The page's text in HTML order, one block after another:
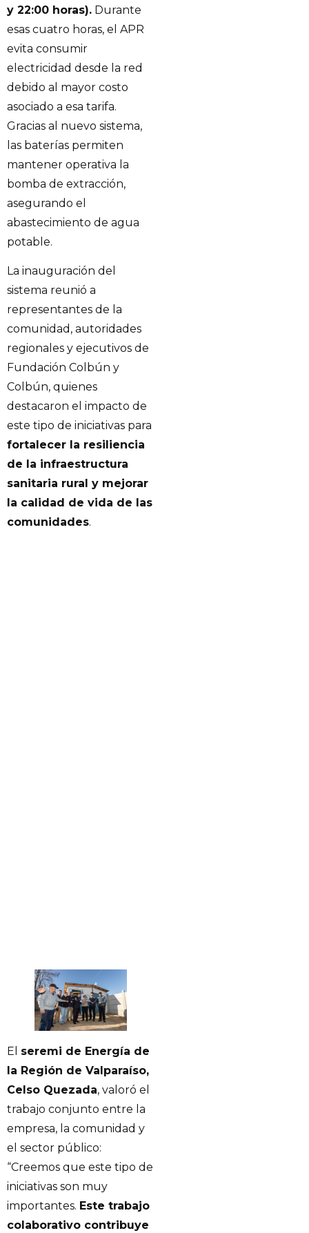
y 22:00 horas). Durante
esas cuatro horas, el APR
evita consumir
electricidad desde la red
debido al mayor costo
asociado a esa tarifa.
Gracias al nuevo sistema,
las baterías permiten
mantener operativa la
bomba de extracción,
asegurando el
abastecimiento de agua
potable.
La inauguración del
sistema reunió a
representantes de la
comunidad, autoridades
regionales y ejecutivos de
Fundación Colbún y
Colbún, quienes
destacaron el impacto de
este tipo de iniciativas para
fortalecer la resiliencia
de la infraestructura
sanitaria rural y mejorar
la calidad de vida de las
comunidades.
El seremi de Energía de
la Región de Valparaíso,
Celso Quezada, valoró el
trabajo conjunto entre la
empresa, la comunidad y
el sector público:
“Creemos que este tipo de
iniciativas son muy
importantes. Este trabajo
colaborativo contribuye